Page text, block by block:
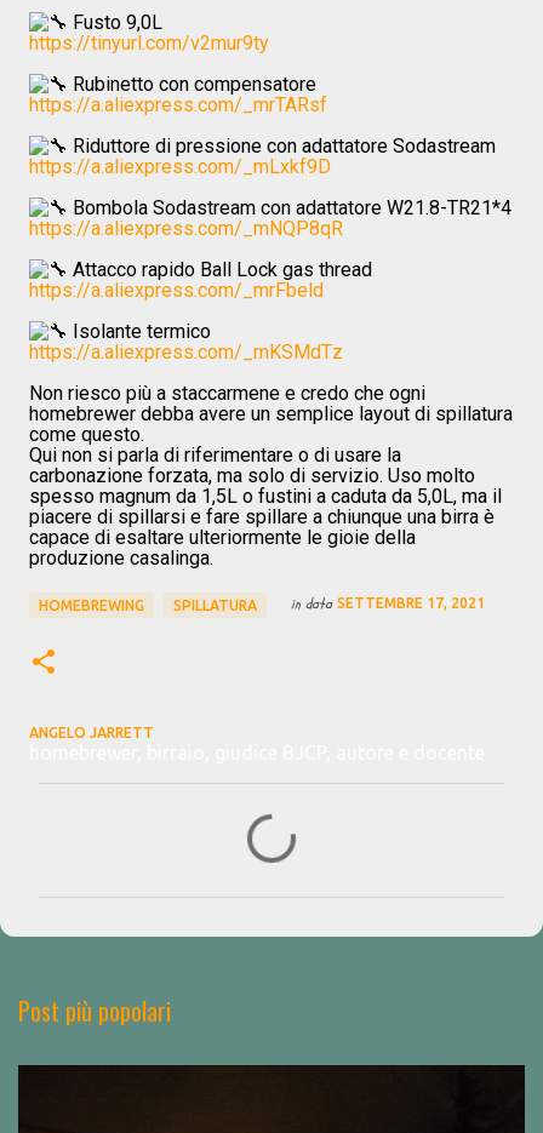
Fusto 9,0L
https://tinyurl.com/v2mur9ty
Rubinetto con compensatore
https://a.aliexpress.com/_mrTARsf
Riduttore di pressione con adattatore Sodastream
https://a.aliexpress.com/_mLxkf9D
Bombola Sodastream con adattatore W21.8-TR21*4
https://a.aliexpress.com/_mNQP8qR
Attacco rapido Ball Lock gas thread
https://a.aliexpress.com/_mrFbeld
Isolante termico
https://a.aliexpress.com/_mKSMdTz
Non riesco più a staccarmene e credo che ogni
homebrewer debba avere un semplice layout di spillatura
come questo.
Qui non si parla di riferimentare o di usare la
carbonazione forzata, ma solo di servizio. Uso molto
spesso magnum da 1,5L o fustini a caduta da 5,0L, ma il
piacere di spillarsi e fare spillare a chiunque una birra è
capace di esaltare ulteriormente le gioie della
produzione casalinga.
HOMEBREWING SPILLATURA in data SETTEMBRE 17, 2021
ANGELO JARRETT
t
i
Post più popolari